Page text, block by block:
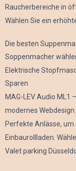
Raucherbereiche in
Wählen Sie ein
Die besten
Soppenmacher
Elektrische
Sparen
MAG-LEV Audio ML1
modernes
Perfekte Anlässe,
Einbaurollladen.
Valet parking